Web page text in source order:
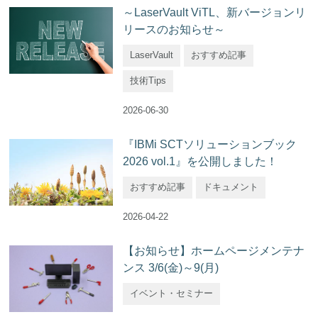
～LaserVault ViTL、新バージョンリ
リースのお知らせ～
LaserVault おすすめ記事
技術Tips
2026-06-30
『IBMi SCTソリューションブック
2026 vol.1』を公開しました！
おすすめ記事 ドキュメント
2026-04-22
【お知らせ】ホームページメンテナ
ンス 3/6(金)～9(月)
イベント・セミナー